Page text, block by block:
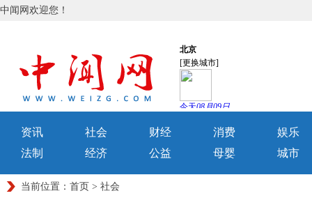
中闻网欢迎您！
资讯 社会 财经 消费
娱乐
法制
经济 公益 母婴 城市
当前位置： 首页 > 社会